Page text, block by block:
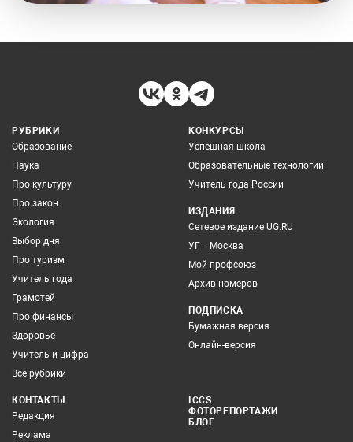
РУБРИКИ
Образование
Наука
Про культуру
Про закон
Экология
Выбор дня
Про туризм
Учитель года
Грамотей
Про финансы
Здоровье
Учитель и цифра
Все рубрики
КОНКУРСЫ
Успешная школа
Образовательные технологии
Учитель года России
ИЗДАНИЯ
Сетевое издание UG.RU
УГ – Москва
Мой профсоюз
Архив номеров
ПОДПИСКА
Бумажная версия
Онлайн-версия
КОНТАКТЫ
Редакция
Реклама
ICCS
ФОТОРЕПОРТАЖИ
БЛОГ